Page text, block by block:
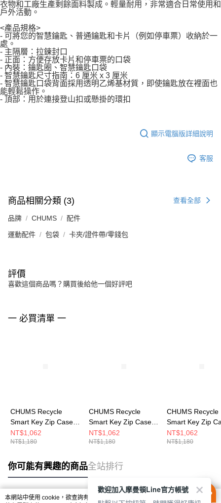
衣物和工廠生產剩餘面料製成。輕量耐用，非常適合日常使用和
戶外活動。
<產品規格>
- 可將您的智慧鑰匙、普通鑰匙和卡片（例如停車票）收納於一
處。
- 主隔層：拉鍊封口
- 正面：方便存放卡片和停車票的口袋
- 內裝：鑰匙圈、智慧鑰匙口袋
- 智慧鑰匙尺寸指南：6 厘米 x 3 厘米
- 智慧鑰匙口袋背面採用透明乙烯基材質，即使鑰匙放在裡面也
能輕鬆操作。
- 頂部：用於連接登山扣或懸掛的環扣
顯示電腦版詳細說明
客服
商品相關分類 (3) 查看全部
品牌 CHUMS 配件
運動配件 包袋 卡夾/證件帶/零錢包
評價
喜歡這個商品嗎？購買後給他一個好評吧
一 必買清單 一
CHUMS Recycle
Smart Key Zip Case卡
夾零錢包 Circus
CH604066Z402
NT$1,062
NT$1,180
CHUMS Recycle
Smart Key Zip Case卡
夾零錢包 深藍綠
CH604066T035
NT$1,062
NT$1,180
CHUMS Recycle
Smart Key Zip
夾零錢包 粉紅
CH604066R018
NT$1,062
NT$1,180
你可能有興趣的商品全站排行
本網站中使用 cookie，欲查詢有關本網站使用 cookie 方式之詳情，及若您不希
歡迎加入摩曼頓Line官方帳號